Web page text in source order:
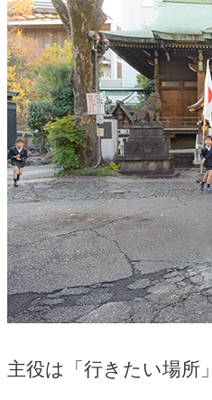
主役は「行きたい場所